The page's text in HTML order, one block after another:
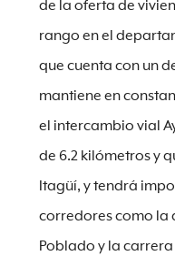
de la oferta de
rango en el
que cuenta con un
mantiene en
el intercambio vial
de 6.2 kilómetros y
Itagüí, y tendrá
corredores como la
Poblado y la carrera